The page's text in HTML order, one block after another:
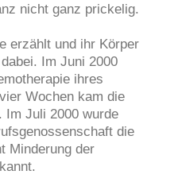
nicht ganz prickelig.
erzählt und ihr Körper
Im Juni 2000
ihres
Wochen kam die
Im Juli 2000 wurde
die
Minderung der